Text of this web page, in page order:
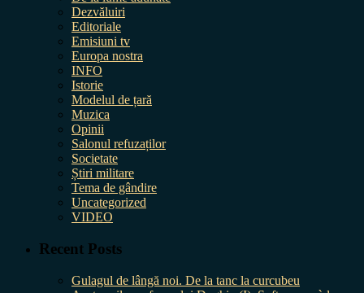
Dezvăluiri
Editoriale
Emisiuni tv
Europa nostra
INFO
Istorie
Modelul de țară
Muzica
Opinii
Salonul refuzaților
Societate
Știri militare
Tema de gândire
Uncategorized
VIDEO
Recent Posts
Gulagul de lângă noi. De la tanc la curcubeu